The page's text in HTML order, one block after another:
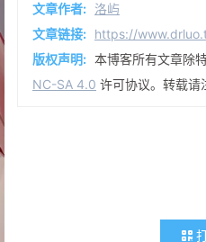
文章作者: 洛屿
文章链接: https://
版权声明: 本博客所有文章除
NC-SA 4.0 许可协议。转载请